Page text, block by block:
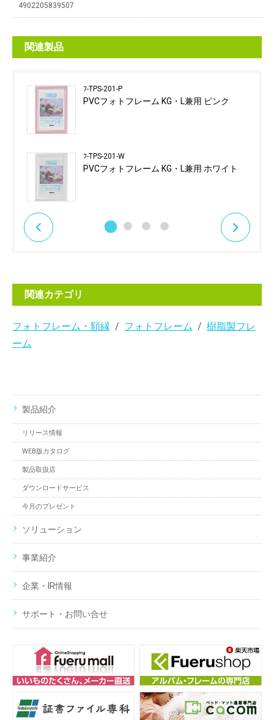
4902205839507
関連製品
ﾌ-TPS-201-P
PVCフォトフレーム KG・L兼用 ピンク
ﾌ-TPS-201-W
PVCフォトフレーム KG・L兼用 ホワイト
関連カテゴリ
フォトフレーム・額縁 フォトフレーム
樹脂製フレ
ーム
製品紹介
リリース情報
WEB版カタログ
製品取扱店
ダウンロードサービス
今月のプレゼント
ソリューション
事業紹介
企業・IR情報
サポート・お問い合せ